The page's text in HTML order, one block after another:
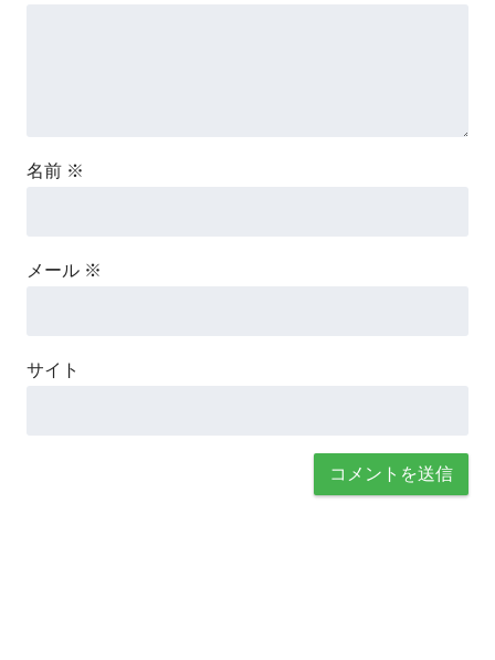
名前 ※
メール ※
サイト